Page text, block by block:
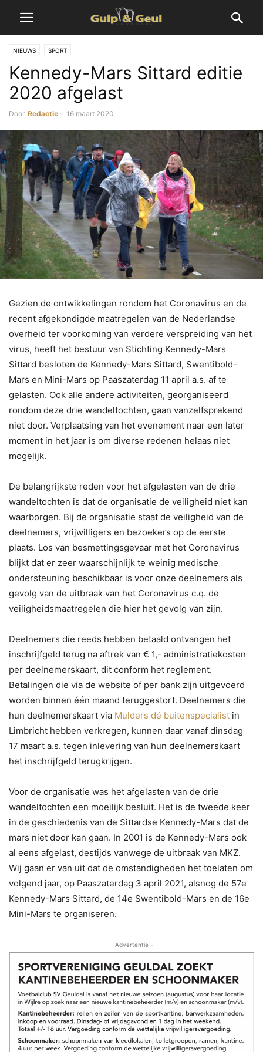
NIEUWS SPORT
Kennedy-Mars Sittard editie
2020 afgelast
Door Redactie - 16 maart 2020
Gezien de ontwikkelingen rondom het Coronavirus en de
recent afgekondigde maatregelen van de Nederlandse
overheid ter voorkoming van verdere verspreiding van het
virus, heeft het bestuur van Stichting Kennedy-Mars
Sittard besloten de Kennedy-Mars Sittard, Swentibold-
Mars en Mini-Mars op Paaszaterdag 11 april a.s. af te
gelasten. Ook alle andere activiteiten, georganiseerd
rondom deze drie wandeltochten, gaan vanzelfsprekend
niet door. Verplaatsing van het evenement naar een later
moment in het jaar is om diverse redenen helaas niet
mogelijk.
De belangrijkste reden voor het afgelasten van de drie
wandeltochten is dat de organisatie de veiligheid niet kan
waarborgen. Bij de organisatie staat de veiligheid van de
deelnemers, vrijwilligers en bezoekers op de eerste
plaats. Los van besmettingsgevaar met het Coronavirus
blijkt dat er zeer waarschijnlijk te weinig medische
ondersteuning beschikbaar is voor onze deelnemers als
gevolg van de uitbraak van het Coronavirus c.q. de
veiligheidsmaatregelen die hier het gevolg van zijn.
Deelnemers die reeds hebben betaald ontvangen het
inschrijfgeld terug na aftrek van € 1,- administratiekosten
per deelnemerskaart, dit conform het reglement.
Betalingen die via de website of per bank zijn uitgevoerd
worden binnen één maand teruggestort. Deelnemers die
hun deelnemerskaart via Mulders dé buitenspecialist in
Limbricht hebben verkregen, kunnen daar vanaf dinsdag
17 maart a.s. tegen inlevering van hun deelnemerskaart
het inschrijfgeld terugkrijgen.
Voor de organisatie was het afgelasten van de drie
wandeltochten een moeilijk besluit. Het is de tweede keer
in de geschiedenis van de Sittardse Kennedy-Mars dat de
mars niet door kan gaan. In 2001 is de Kennedy-Mars ook
al eens afgelast, destijds vanwege de uitbraak van MKZ.
Wij gaan er van uit dat de omstandigheden het toelaten om
volgend jaar, op Paaszaterdag 3 april 2021, alsnog de 57e
Kennedy-Mars Sittard, de 14e Swentibold-Mars en de 16e
Mini-Mars te organiseren.
- Advertentie -